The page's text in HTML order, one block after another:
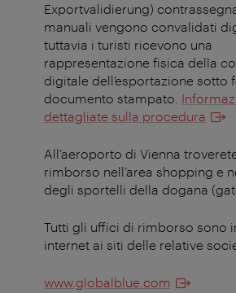
Exportvalidierung)
manuali vengono convalidati
tuttavia i turisti ricevono una
rappresentazione fisica della
digitale dell’esportazione sotto
documento stampato.
dettagliate sulla procedura
All’aeroporto di Vienna
rimborso nell’area shopping e
degli sportelli della dogana
Tutti gli uffici di rimborso sono
internet ai siti delle relative
www.globalblue.com